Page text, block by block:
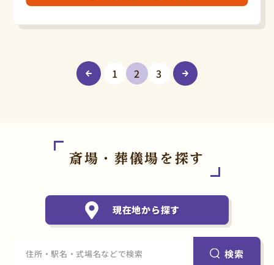
1 2 3
斎場・葬儀場を探す
現在地から探す
検索